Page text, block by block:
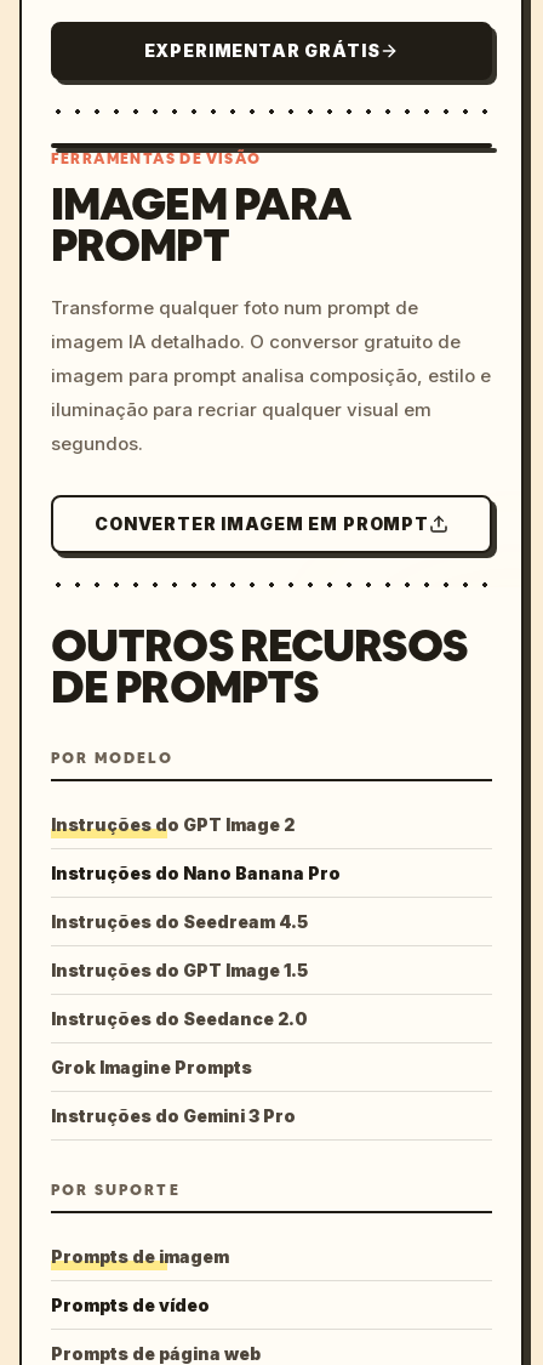
EXPERIMENTAR GRÁTIS
colors, 8k --v 6.0
FERRAMENTAS DE VISÃO
IMAGEM PARA
PROMPT
Transforme qualquer foto num prompt de
imagem IA detalhado. O conversor gratuito de
imagem para prompt analisa composição, estilo e
iluminação para recriar qualquer visual em
segundos.
CONVERTER IMAGEM EM PROMPT
OUTROS RECURSOS
DE PROMPTS
POR MODELO
Instruções do GPT Image 2
Instruções do Nano Banana Pro
Instruções do Seedream 4.5
Instruções do GPT Image 1.5
Instruções do Seedance 2.0
Grok Imagine Prompts
Instruções do Gemini 3 Pro
POR SUPORTE
Prompts de imagem
Prompts de vídeo
Prompts de página web